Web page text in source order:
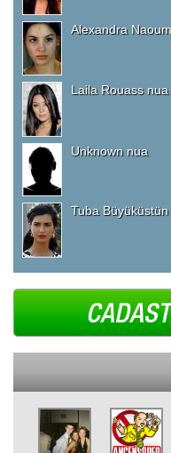
Alexandra
Laila Rouass nua
Unknown nua
Tuba